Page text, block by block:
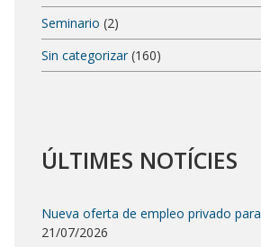
Seminario (2)
Sin categorizar (160)
ÚLTIMES NOTÍCIES
Nueva oferta de empleo privado para
21/07/2026